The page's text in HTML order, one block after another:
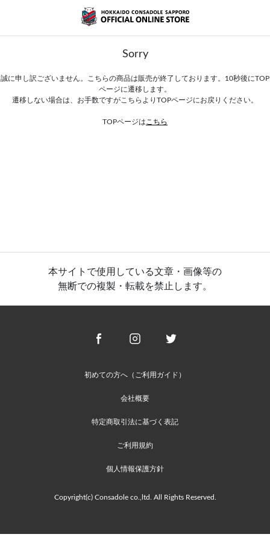
Sorry
誠に申し訳ございません。こちらの商品は販売が終了しております。10秒後にTOP
ページに遷移します。
遷移しない場合は、お手数ですがこちらよりTOPページにお戻りください。
TOPページは こちら
本サイトで使用している文章・画像等の
無断での複製・転載を禁止します。
初めての方へ（ご利用ガイド）
会社概要
特定商取引法に基づく表記
ご利用規約
個人情報保護方針
Copyright(c) Consadole co.,ltd. All Rights Reserved.